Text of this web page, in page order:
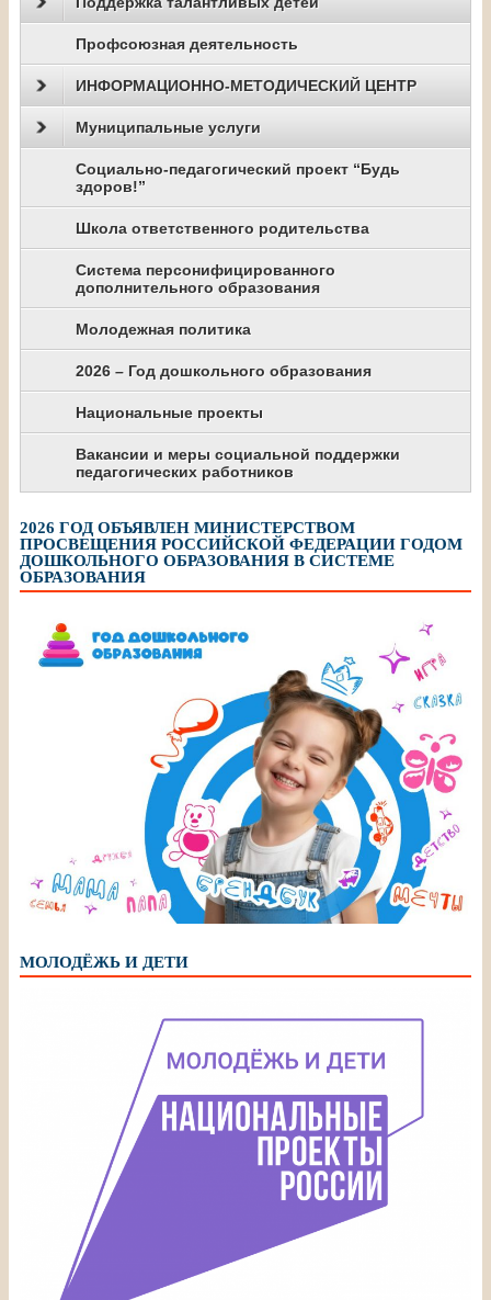
Профсоюзная деятельность
ИНФОРМАЦИОННО-МЕТОДИЧЕСКИЙ ЦЕНТР
Муниципальные услуги
Социально-педагогический проект “Будь
здоров!”
Школа ответственного родительства
Система персонифицированного
дополнительного образования
Молодежная политика
2026 – Год дошкольного образования
Национальные проекты
Вакансии и меры социальной поддержки
педагогических работников
2026 ГОД ОБЪЯВЛЕН МИНИСТЕРСТВОМ
ПРОСВЕЩЕНИЯ РОССИЙСКОЙ ФЕДЕРАЦИИ ГОДОМ
ДОШКОЛЬНОГО ОБРАЗОВАНИЯ В СИСТЕМЕ
ОБРАЗОВАНИЯ
МОЛОДЁЖЬ И ДЕТИ